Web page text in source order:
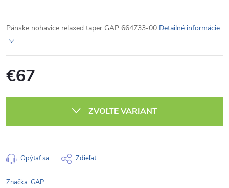
Pánske nohavice relaxed taper GAP 664733-00 Detailné informácie
€67
ZVOĽTE VARIANT
Opýtať sa Zdieľať
Značka:GAP